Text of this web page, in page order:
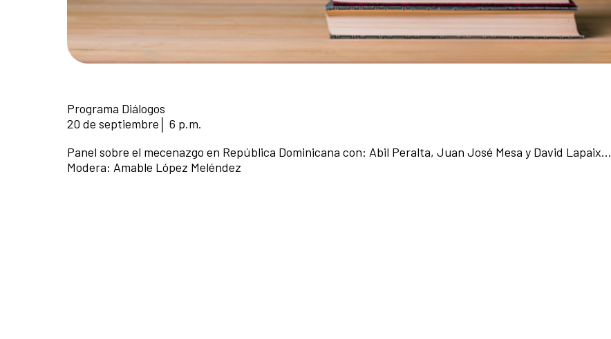
Programa Diálogos
20 de septiembre│ 6 p.m.
Panel sobre el mecenazgo en República Dominicana con: Abil Peralta, Juan José Mesa y David Lapaix…
Modera: Amable López Meléndez